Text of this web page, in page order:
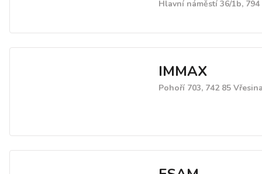
Hlavní náměstí 36/1b,
IMMAX
Pohoří 703, 742 85